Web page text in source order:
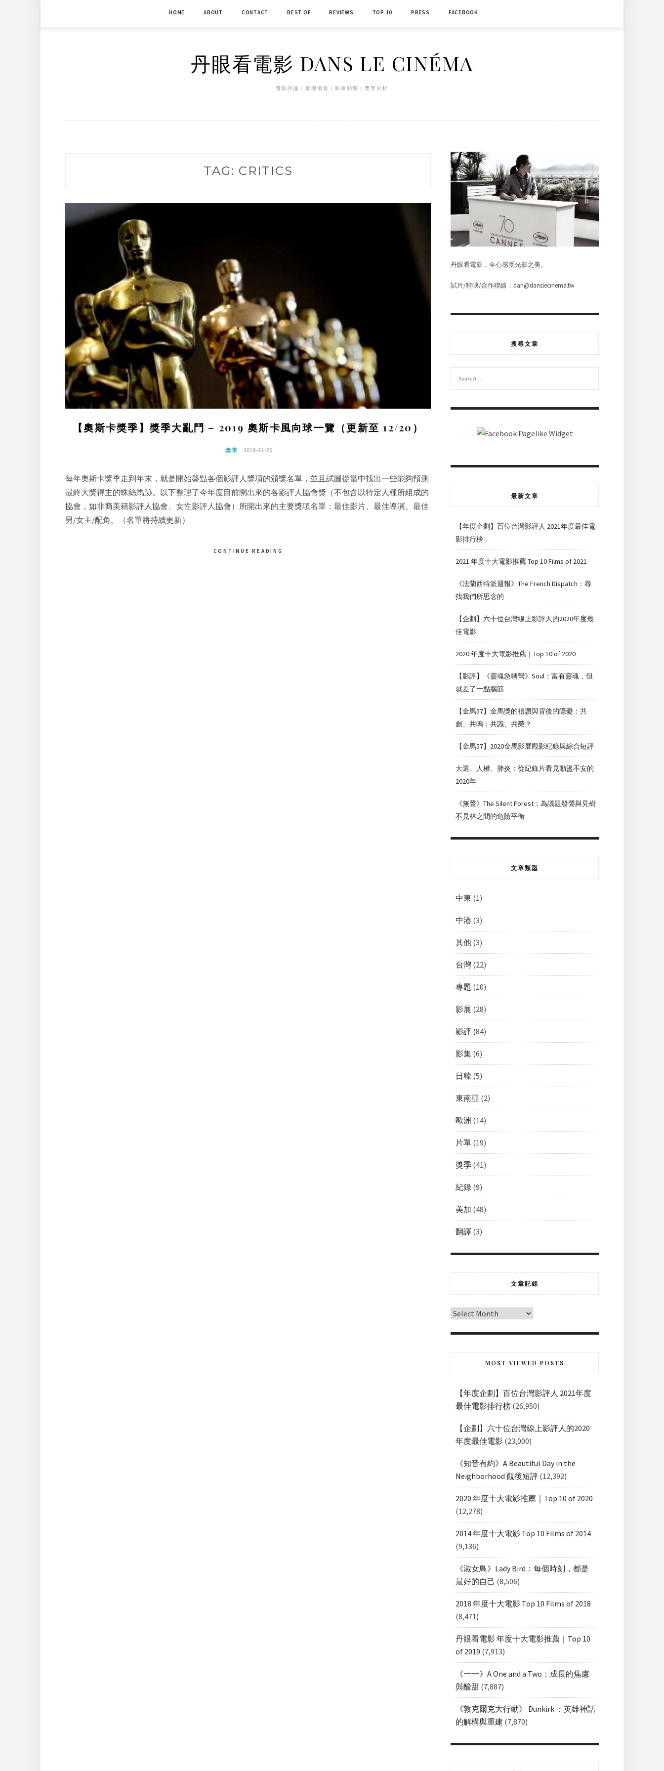
HOME ABOUT CONTACT BEST OF REVIEWS TOP 10 PRESS FACEBOOK
丹眼看電影 DANS LE CINÉMA
電影評論｜影壇消息｜影展動態｜獎季分析
TAG: CRITICS
【奧斯卡獎季】獎季大亂鬥 – 2019 奧斯卡風向球一覽（更新至 12/20）
獎季 2018-12-20
每年奧斯卡獎季走到年末，就是開始盤點各個影評人獎項的頒獎名單，並且試圖從當中找出一些能夠預測
最終大獎得主的蛛絲馬跡。以下整理了今年度目前開出來的各影評人協會獎（不包含以特定人種所組成的
協會，如非裔美籍影評人協會、女性影評人協會）所開出來的主要獎項名單：最佳影片、最佳導演、最佳
男/女主/配角。（名單將持續更新）
CONTINUE READING
丹眼看電影，全心感受光影之美。
試片/特映/合作聯絡：dan@danslecinema.tw
搜尋文章
最新文章
【年度企劃】百位台灣影評人 2021年度最佳電
影排行榜
2021 年度十大電影推薦 Top 10 Films of 2021
《法蘭西特派週報》The French Dispatch：尋
找我們所思念的
【企劃】六十位台灣線上影評人的2020年度最
佳電影
2020 年度十大電影推薦｜Top 10 of 2020
【影評】《靈魂急轉彎》Soul：富有靈魂，但
就差了一點腦筋
【金馬57】金馬獎的禮讚與背後的隱憂：共
創、共鳴；共識、共榮？
【金馬57】2020金馬影展觀影紀錄與綜合短評
大選、人權、肺炎：從紀錄片看見動盪不安的
2020年
《無聲》The Silent Forest：為議題發聲與見樹
不見林之間的危險平衡
文章類型
中東 (1)
中港 (3)
其他 (3)
台灣 (22)
專題 (10)
影展 (28)
影評 (84)
影集 (6)
日韓 (5)
東南亞 (2)
歐洲 (14)
片單 (19)
獎季 (41)
紀錄 (9)
美加 (48)
翻譯 (3)
文章記錄
MOST VIEWED POSTS
【年度企劃】百位台灣影評人 2021年度
最佳電影排行榜 (26,950)
【企劃】六十位台灣線上影評人的2020
年度最佳電影 (23,000)
《知音有約》A Beautiful Day in the
Neighborhood 觀後短評 (12,392)
2020 年度十大電影推薦｜Top 10 of 2020
(12,278)
2014 年度十大電影 Top 10 Films of 2014
(9,136)
《淑女鳥》Lady Bird：每個時刻，都是
最好的自己 (8,506)
2018 年度十大電影 Top 10 Films of 2018
(8,471)
丹眼看電影 年度十大電影推薦｜Top 10
of 2019 (7,913)
《一一》A One and a Two：成長的焦慮
與酸甜 (7,887)
《敦克爾克大行動》 Dunkirk ：英雄神話
的解構與重建 (7,870)